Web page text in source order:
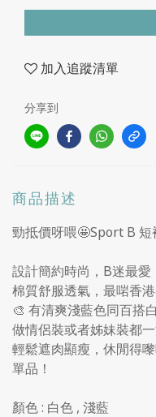
加入追蹤清單
分享到
商品描述
勁抵價呀喂🤩Sport B 短
設計簡約時尚，B迷最愛
棉質舒服透氣，最啱香
🎨 有清爽淺藍色同百搭
做情侶裝或者姊妹裝都一
輕鬆遮肉顯瘦，休閒得
單品！
顏色 : 白色 , 淺藍